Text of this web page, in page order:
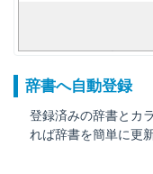
辞書へ自動登録
登録済みの辞書とカ
れば辞書を簡単に更